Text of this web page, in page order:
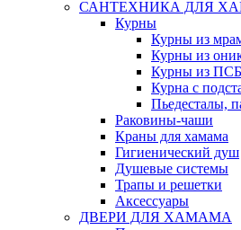
САНТЕХНИКА ДЛЯ
Курны
Курны из
Курны из
Курны из ПСБ
Курна с
Пьедесталы,
Раковины-чаши
Краны для хамама
Гигиенический душ
Душевые системы
Трапы и решетки
Аксессуары
ДВЕРИ ДЛЯ ХАМАМА